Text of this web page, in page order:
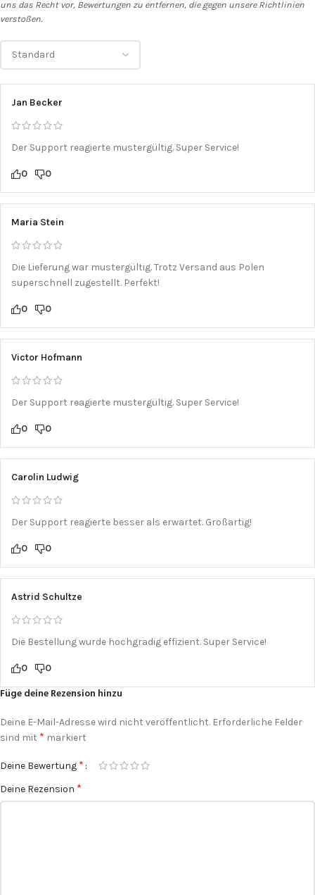
uns das Recht vor, Bewertungen zu entfernen, die gegen unsere Richtlinien
verstoßen.
Jan Becker
Der Support reagierte mustergültig. Super Service!
0 0
Maria Stein
Die Lieferung war mustergültig. Trotz Versand aus Polen
superschnell zugestellt. Perfekt!
0 0
Victor Hofmann
Der Support reagierte mustergültig. Super Service!
0 0
Carolin Ludwig
Der Support reagierte besser als erwartet. Großartig!
0 0
Astrid Schultze
Die Bestellung wurde hochgradig effizient. Super Service!
0 0
Füge deine Rezension hinzu
Deine E-Mail-Adresse wird nicht veröffentlicht. Erforderliche Felder
sind mit * markiert
Deine Bewertung *
Deine Rezension *